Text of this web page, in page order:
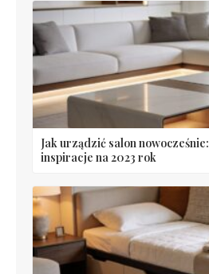
Jak urządzić salon
inspiracje na 2023 rok